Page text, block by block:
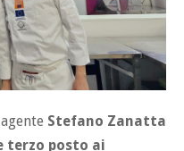
Stefano Zanatta
terzo posto ai